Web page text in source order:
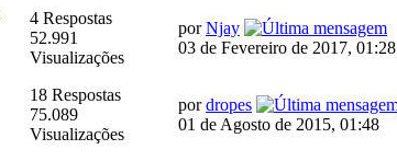
4 Respostas
52.991
Visualizações
porNjay
03 de Fevereiro de 2017, 01:28
18 Respostas
75.089
Visualizações
pordropes
01 de Agosto de 2015, 01:48